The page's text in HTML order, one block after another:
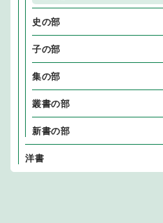
史の部
子の部
集の部
叢書の部
新書の部
洋書